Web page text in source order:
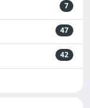
7
47
42